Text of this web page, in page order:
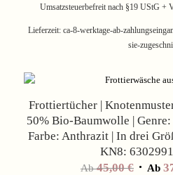
war:
Umsatzsteuerbefreit nach §19 UStG +
Lieferzeit: ca-8-werktage-ab-
sie-
Frottiertücher |
50% Bio-Baumwolle |
Farbe: Anthrazit | In drei
KN8:
Ab45,00€ Ab